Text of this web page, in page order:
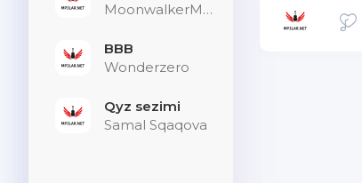
MoonwalkerMusic
BBB
Wonderzero
Qyz sezimi
Samal Sqaqova